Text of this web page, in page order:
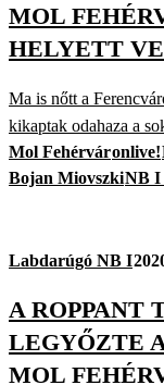
MOL
HELYETT
Ma is nőtt a
kikaptak odahaza a
Mol Fehérváronlive!
Bojan MiovszkiNB I
Labdarúgó NB I
A ROPPANT
LEGYŐZTE
MOL